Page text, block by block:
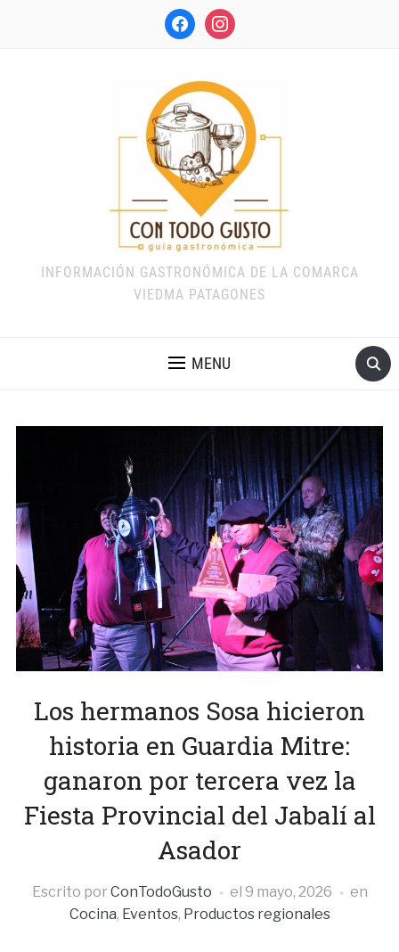
facebookinstagram
INFORMACIÓN GASTRONÓMICA DE LA COMARCA
VIEDMA PATAGONES
MENU
Los hermanos Sosa hicieron
historia en Guardia Mitre:
ganaron por tercera vez la
Fiesta Provincial del Jabalí al
Asador
Escrito por ConTodoGusto el 9 mayo, 2026
en
Cocina, Eventos, Productos regionales